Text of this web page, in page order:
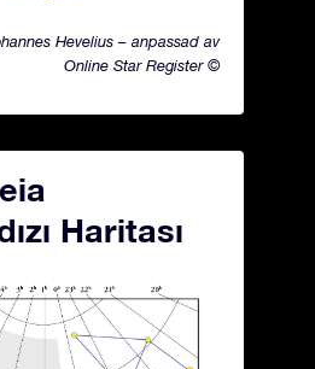
Hevelius – anpassad av
Online Star Register ©
Haritası